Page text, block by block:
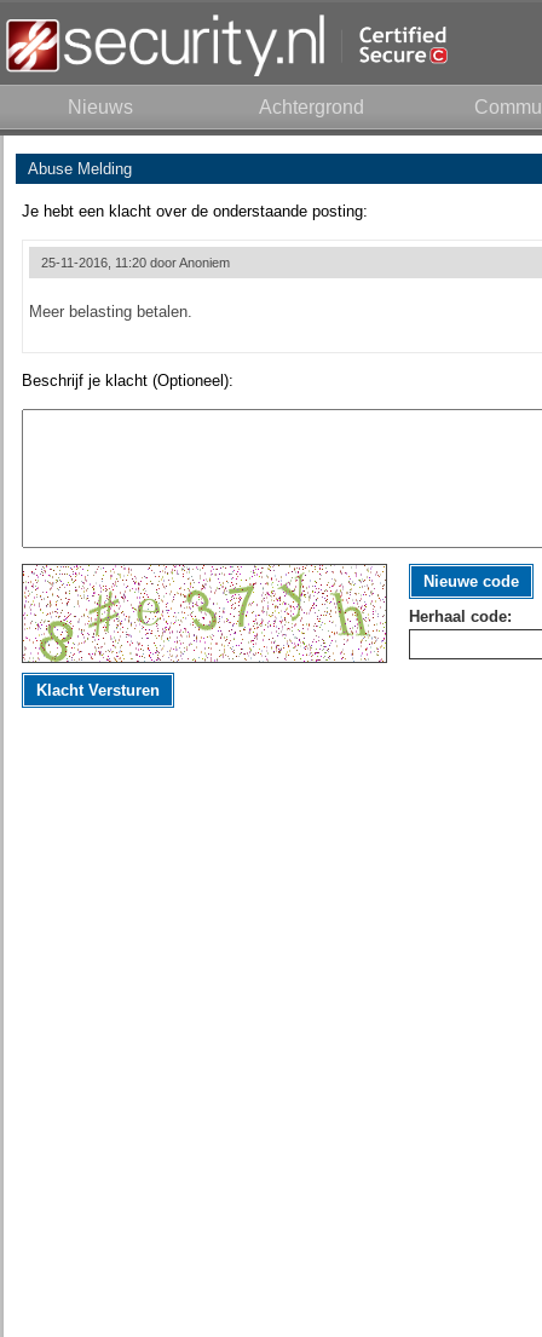
Nieuws Achtergrond
Abuse Melding
Je hebt een klacht over de onderstaande posting:
25-11-2016, 11:20 doorAnoniem
Meer belasting betalen.
Beschrijf je klacht (Optioneel):
Nieuwe code
Herhaal code:
Klacht Versturen